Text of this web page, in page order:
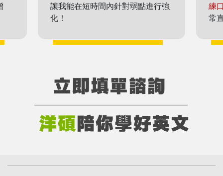
讓我能在短時間內針對弱點進行強
化！
練
常